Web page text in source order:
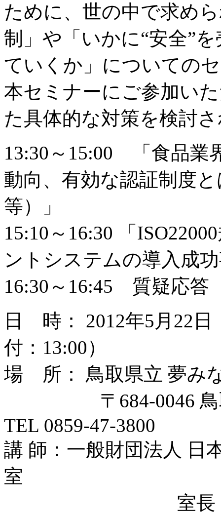
ために、世の中で求め
制」や「いかに“安全”
ていくか」についての
本セミナーにご参加い
た具体的な対策を検討
13:30～15:00 「食品業
動向、有効な認証制度と
等）」
15:10～16:30 「
ントシステムの導入成
16:30～16:45 質疑応答
日 時： 2012年5月22
付：13:00）
場 所： 鳥取県立 夢み
〒684-0046 鳥取
TEL 0859-47-3800
講 師：一般財団法人
室
室長 渡邊